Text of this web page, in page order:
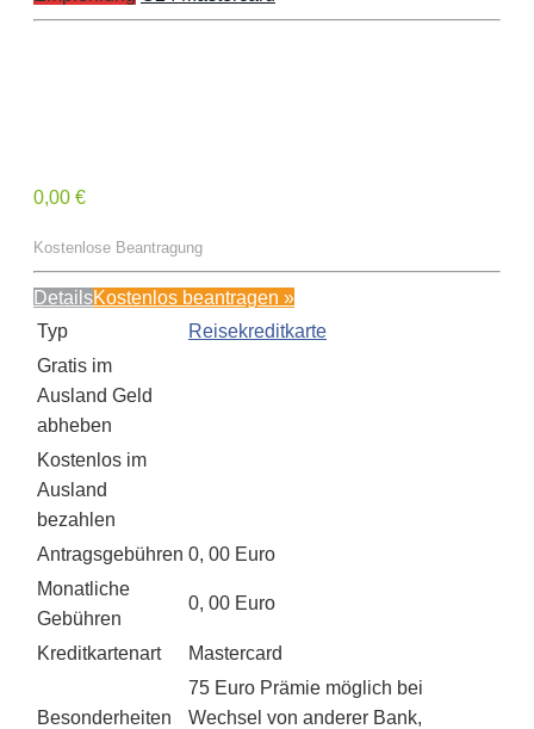
0,00 €
Kostenlose Beantragung
DetailsKostenlos beantragen »
Typ
Reisekreditkarte
Gratis im
Ausland Geld
abheben
Kostenlos im
Ausland
bezahlen
Antragsgebühren 0, 00 Euro
Monatliche
Gebühren
0, 00 Euro
Kreditkartenart Mastercard
Besonderheiten
75 Euro Prämie möglich bei
Wechsel von anderer Bank,